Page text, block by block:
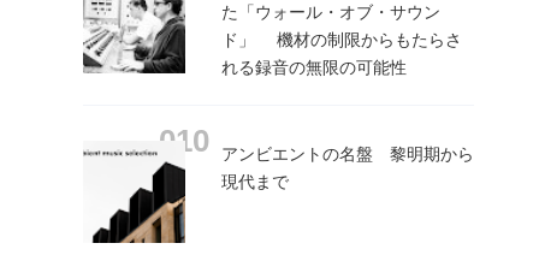
た「ウォール・オブ・サウン
ド」 機材の制限からもたらさ
れる録音の無限の可能性
アンビエントの名盤 黎明期から
現代まで